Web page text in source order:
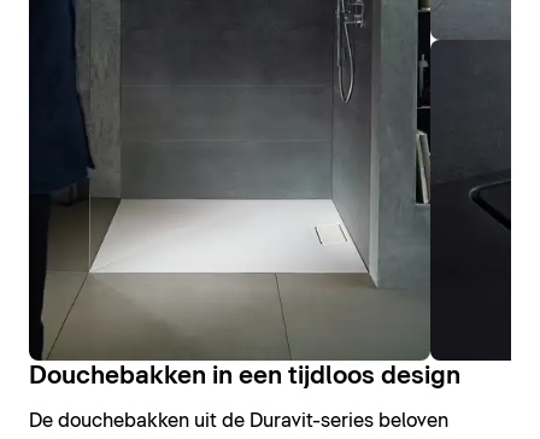
Douchebakken in een tijdloos design
De douchebakken uit de Duravit-series beloven